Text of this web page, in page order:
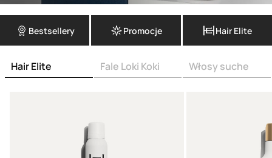
Bestsellery Promocje Hair Elite
Hair Elite Fale Loki Koki Włosy suche